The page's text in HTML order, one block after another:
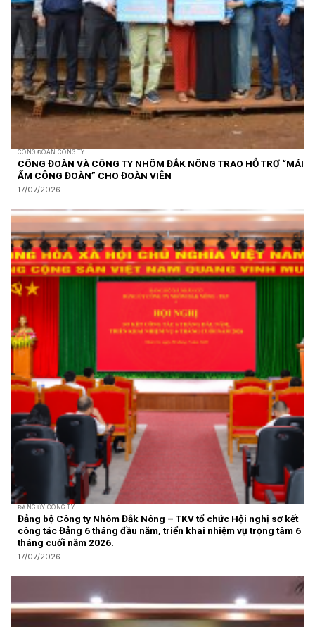
CÔNG ĐOÀN CÔNG TY
CÔNG ĐOÀN VÀ CÔNG TY NHÔM ĐẮK NÔNG TRAO HỖ TRỢ “MÁI
ẤM CÔNG ĐOÀN” CHO ĐOÀN VIÊN
17/07/2026
ĐẢNG ỦY CÔNG TY
Đảng bộ Công ty Nhôm Đắk Nông – TKV tổ chức Hội nghị sơ kết
công tác Đảng 6 tháng đầu năm, triển khai nhiệm vụ trọng tâm 6
tháng cuối năm 2026.
17/07/2026